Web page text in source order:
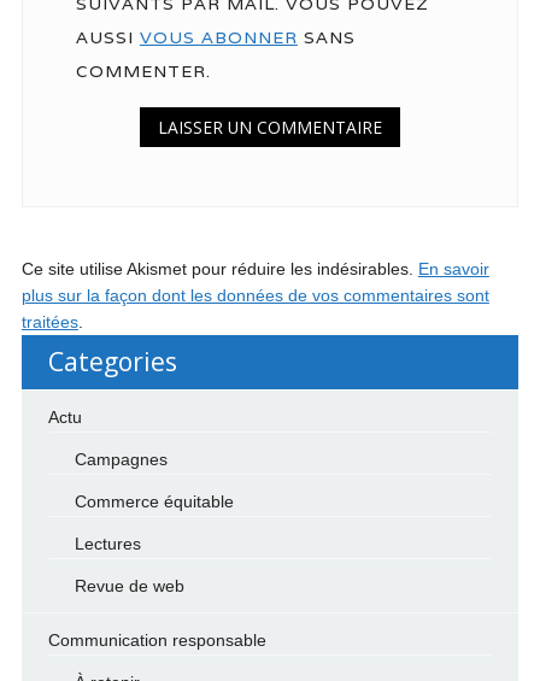
AUSSI VOUS ABONNER SANS
COMMENTER.
Ce site utilise Akismet pour réduire les indésirables. En savoir
plus sur la façon dont les données de vos commentaires sont
traitées.
Categories
Actu
Campagnes
Commerce équitable
Lectures
Revue de web
Communication responsable